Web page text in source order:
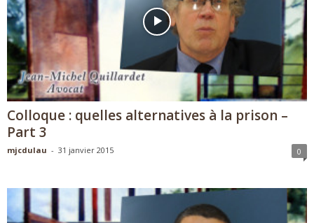
Colloque : quelles alternatives à la prison –
Part 3
mjcdulau - 31 janvier 2015 0